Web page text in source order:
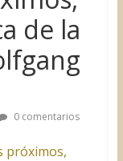
de la
0 comentarios
próximos,